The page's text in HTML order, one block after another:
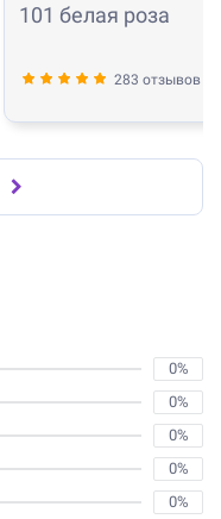
101 белая роза
283 отзывов
0%
0%
0%
0%
0%